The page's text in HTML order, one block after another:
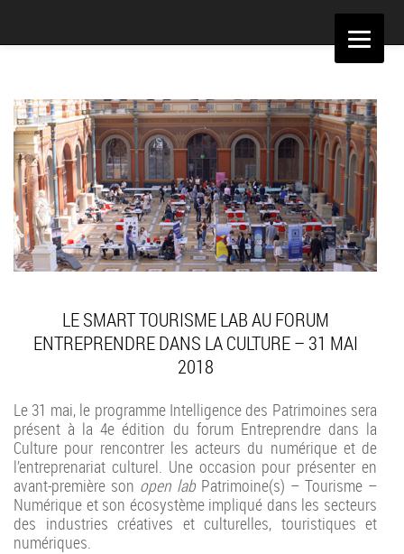
Aller
LE SMART TOURISME LAB AU FORUM
ENTREPRENDRE DANS LA CULTURE – 31 MAI
2018
Le 31 mai, le programme Intelligence des Patrimoines sera
présent à la 4e édition du forum Entreprendre dans la
Culture pour rencontrer les acteurs du numérique et de
l’entreprenariat culturel. Une occasion pour présenter en
avant-première son open labPatrimoine(s) – Tourisme –
Numérique et son écosystème impliqué dans les secteurs
des industries créatives et culturelles, touristiques et
numériques.